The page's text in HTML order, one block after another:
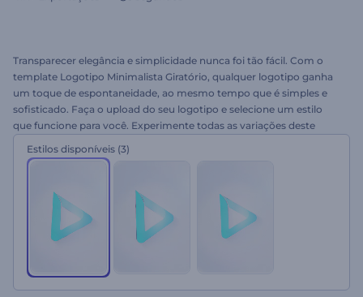
Transparecer elegância e simplicidade nunca foi tão fácil. Com o
template Logotipo Minimalista Giratório, qualquer logotipo ganha
um toque de espontaneidade, ao mesmo tempo que é simples e
sofisticado. Faça o upload do seu logotipo e selecione um estilo
que funcione para você. Experimente todas as variações deste
Estilos disponíveis (3)